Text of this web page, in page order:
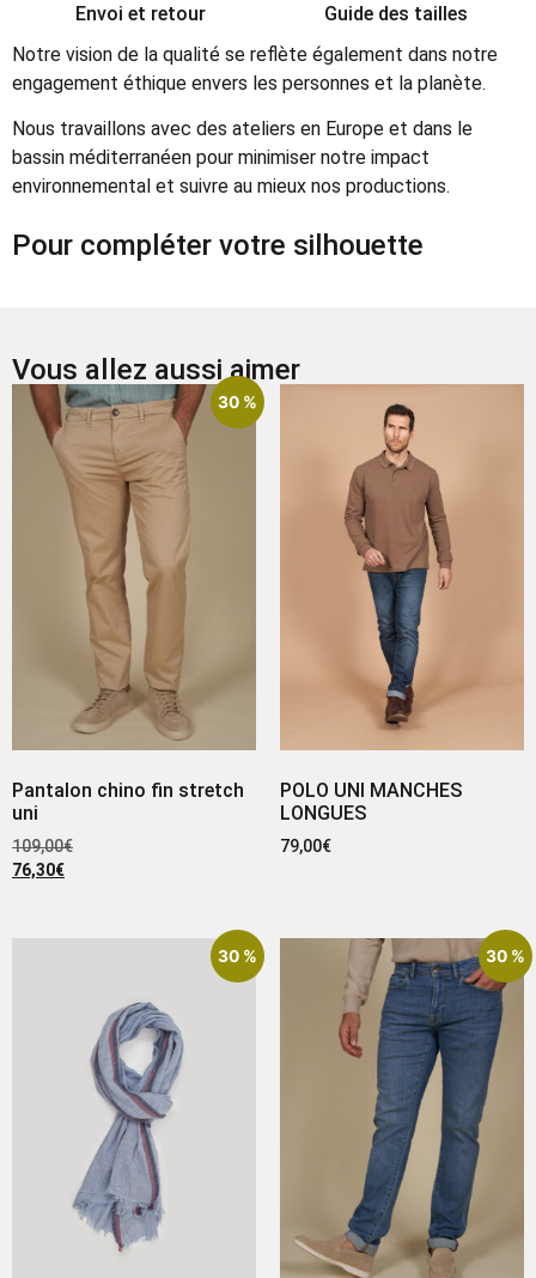
Envoi et retour
Guide des tailles
Notre vision de la qualité se reflète également dans notre
engagement éthique envers les personnes et la planète.
Nous travaillons avec des ateliers en Europe et dans le
bassin méditerranéen pour minimiser notre impact
environnemental et suivre au mieux nos productions.
Pour compléter votre silhouette
Vous allez aussi aimer
30 %
Pantalon chino fin stretch
uni
109,00€
76,30€
POLO UNI MANCHES
LONGUES
79,00€
30 % 30 %